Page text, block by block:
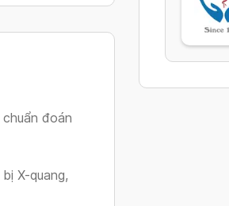
đoán
X-quang,